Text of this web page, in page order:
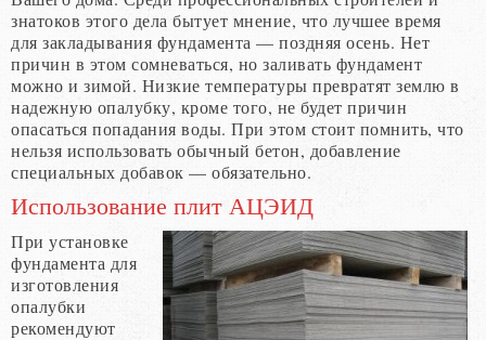
знатоков этого дела бытует мнение, что лучшее время
для закладывания фундамента — поздняя осень. Нет
причин в этом сомневаться, но заливать фундамент
можно и зимой. Низкие температуры превратят землю в
надежную опалубку, кроме того, не будет причин
опасаться попадания воды. При этом стоит помнить, что
нельзя использовать обычный бетон, добавление
специальных добавок — обязательно.
Использование плит АЦЭИД
При установке
фундамента для
изготовления
опалубки
рекомендуют